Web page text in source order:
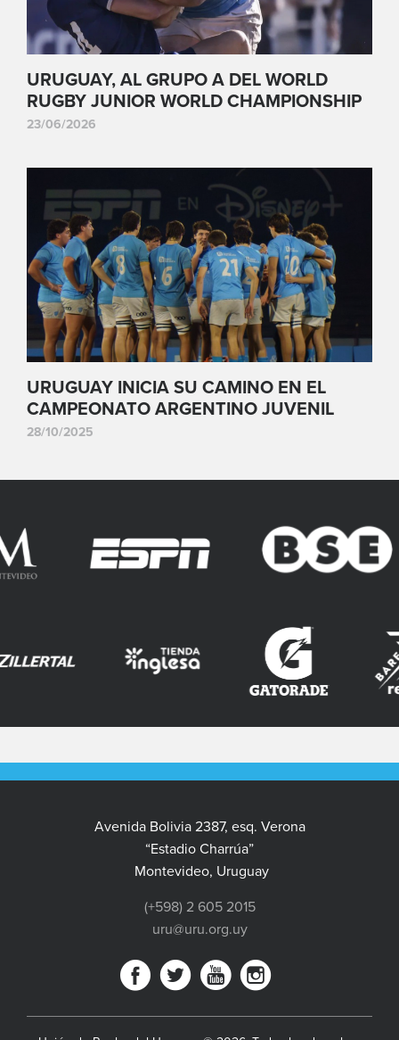
URUGUAY, AL GRUPO A DEL WORLD
RUGBY JUNIOR WORLD CHAMPIONSHIP
23/06/2026
URUGUAY INICIA SU CAMINO EN EL
CAMPEONATO ARGENTINO JUVENIL
28/10/2025
Avenida Bolivia 2387, esq. Verona
“Estadio Charrúa”
Montevideo, Uruguay
(+598) 2 605 2015
uru@uru.org.uy